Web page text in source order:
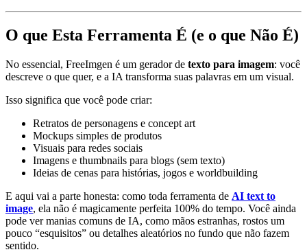
O que Esta Ferramenta É (e o que Não É)
No essencial, FreeImgen é um gerador de texto para imagem: você
descreve o que quer, e a IA transforma suas palavras em um visual.
Isso significa que você pode criar:
Retratos de personagens e concept art
Mockups simples de produtos
Visuais para redes sociais
Imagens e thumbnails para blogs (sem texto)
Ideias de cenas para histórias, jogos e worldbuilding
E aqui vai a parte honesta: como toda ferramenta de AI text to
image, ela não é magicamente perfeita 100% do tempo. Você ainda
pode ver manias comuns de IA, como mãos estranhas, rostos um
pouco “esquisitos” ou detalhes aleatórios no fundo que não fazem
sentido.